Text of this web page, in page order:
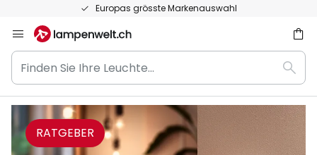
50 Tage kostenlose Retoure
Inhalt
springen
Finden
Sie
Ihre
Leuchte...
RATGEBER